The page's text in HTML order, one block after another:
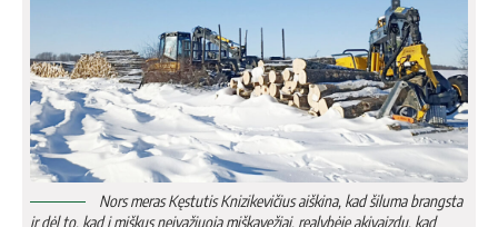
Nors meras Kęstutis Knizikevičius aiškina, kad šiluma brangsta
ir dėl to, kad į miškus neįvažiuoja miškavežiai, realybėje akivaizdu, kad